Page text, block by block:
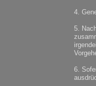
4.
5.
6.